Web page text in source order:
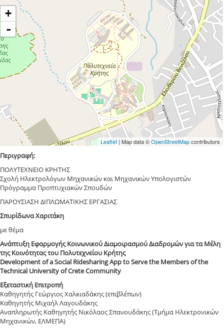
+
-
Leaflet| Map data ©OpenStreetMapcontributors
Περιγραφή:
ΠΟΛΥΤΕΧΝΕΙΟ ΚΡΗΤΗΣ
Σχολή Ηλεκτρολόγων Μηχανικών και Μηχανικών Υπολογιστών
Πρόγραμμα Προπτυχιακών Σπουδών
ΠΑΡΟΥΣΙΑΣΗ ΔΙΠΛΩΜΑΤΙΚΗΣ ΕΡΓΑΣΙΑΣ
Σπυρίδωνα Χαριτάκη
με θέμα
Ανάπτυξη Εφαρμογής Κοινωνικού Διαμοιρασμού Διαδρομών για τα Μέλη
της Κοινότητας του Πολυτεχνείου Κρήτης
Development of a Social Ridesharing App to Serve the Members of the
Technical University of Crete Community
Εξεταστική Επιτροπή
Καθηγητής Γεώργιος Χαλκιαδάκης (επιβλέπων)
Καθηγητής Μιχαήλ Λαγουδάκης
Αναπληρωτής Καθηγητής Νικόλαος Σπανουδάκης (Τμήμα Ηλεκτρονικών
Μηχανικών, ΕΛΜΕΠΑ)